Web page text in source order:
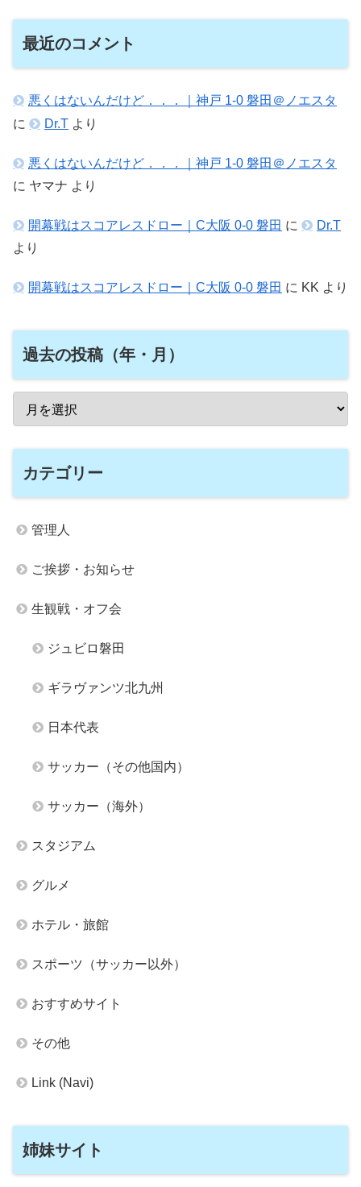
最近のコメント
悪くはないんだけど．．．｜神戸 1-0 磐田＠ノエスタ
に
Dr.T より
悪くはないんだけど．．．｜神戸 1-0 磐田＠ノエスタ
に ヤマナ より
開幕戦はスコアレスドロー｜C大阪 0-0 磐田 に
Dr.T
より
開幕戦はスコアレスドロー｜C大阪 0-0 磐田 に KK より
過去の投稿（年・月）
カテゴリー
管理人
ご挨拶・お知らせ
生観戦・オフ会
ジュビロ磐田
ギラヴァンツ北九州
日本代表
サッカー（その他国内）
サッカー（海外）
スタジアム
グルメ
ホテル・旅館
スポーツ（サッカー以外）
おすすめサイト
その他
Link (Navi)
姉妹サイト